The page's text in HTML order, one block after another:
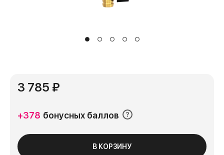
3 785 ₽
+378 бонусных баллов
В КОРЗИНУ